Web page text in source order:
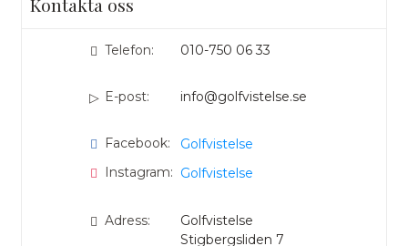
Telefon: 010-750 06 33
E-post: info@golfvistelse.se
Facebook:
Golfvistelse
Instagram: Golfvistelse
Adress:
Golfvistelse
Stigbergsliden 7